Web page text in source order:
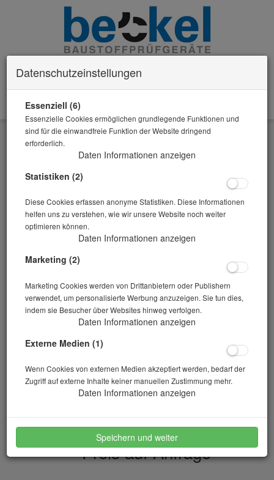
Zurück
Alle Artikel zeigen aus: Messbecher Messzylinder Trichter
Messbecher Kunststoff 1000 ml
Artikelnr.: 10-01225
Preis auf Anfrage*
Datenschutzeinstellungen
Essenziell (6)
Essenzielle Cookies ermöglichen grundlegende Funktionen und
sind für die einwandfreie Funktion der Website dringend
erforderlich.
Daten Informationen anzeigen
Statistiken (2)
Diese Cookies erfassen anonyme Statistiken. Diese Informationen
helfen uns zu verstehen, wie wir unsere Website noch weiter
optimieren können.
Daten Informationen anzeigen
Marketing (2)
Marketing Cookies werden von Drittanbietern oder Publishern
verwendet, um personalisierte Werbung anzuzeigen. Sie tun dies,
indem sie Besucher über Websites hinweg verfolgen.
Daten Informationen anzeigen
Externe Medien (1)
Wenn Cookies von externen Medien akzeptiert werden, bedarf der
Zugriff auf externe Inhalte keiner manuellen Zustimmung mehr.
Daten Informationen anzeigen
Speichern und weiter